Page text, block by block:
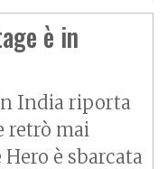
è in
India riporta
retrò mai
è sbarcata